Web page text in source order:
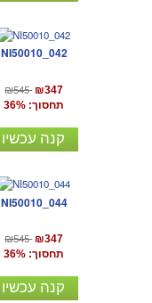
NI50010_042
₪545 ₪347
תחסוך: 36%
קנה עכשיו
NI50010_044
₪545 ₪347
תחסוך: 36%
קנה עכשיו